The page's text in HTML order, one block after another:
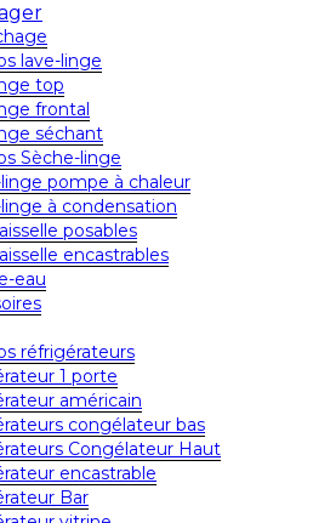
lave-linge
top
frontal
séchant
Sèche-linge
pompe à chaleur
à condensation
posables
encastrables
eau
réfrigérateurs
1 porte
américain
congélateur bas
Congélateur Haut
encastrable
Bar